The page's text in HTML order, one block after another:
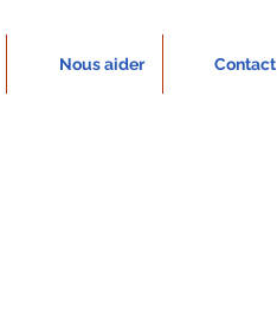
Nous aider Contact